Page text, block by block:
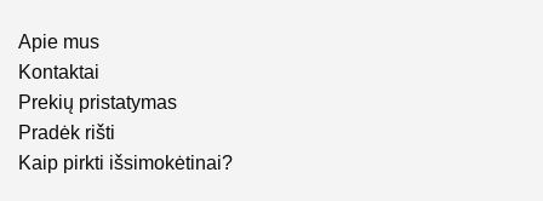
Apie mus
Kontaktai
Prekių pristatymas
Pradėk rišti
Kaip pirkti išsimokėtinai?